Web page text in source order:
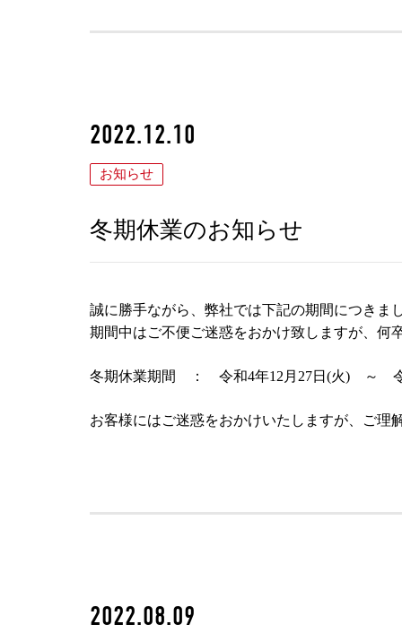
2022.12.10
お知らせ
冬期休業のお知らせ
誠に勝手ながら、弊社では下記の期間につきま
期間中はご不便ご迷惑をおかけ致しますが、何
冬期休業期間 ： 令和4年12月27日(火) ～ 令
お客様にはご迷惑をおかけいたしますが、ご理
2022.08.09